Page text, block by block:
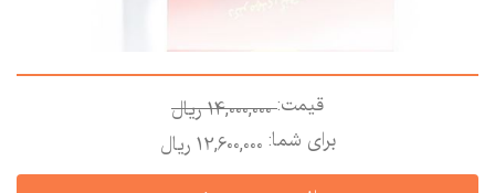
قیمت:14,000,000 ريال
برای شما:12,600,000 ريال